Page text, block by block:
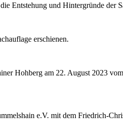
Entstehung und Hintergründe der
erschienen.
Hohberg am 22. August 2023
e.V. mit dem Friedrich-